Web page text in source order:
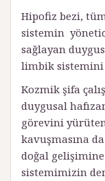
Hipofiz bezi,
sistemin
sağlayan
limbik sistemini
Kozmik şifa
duygusal
görevini
kavuşmasına
doğal
sistemimizin